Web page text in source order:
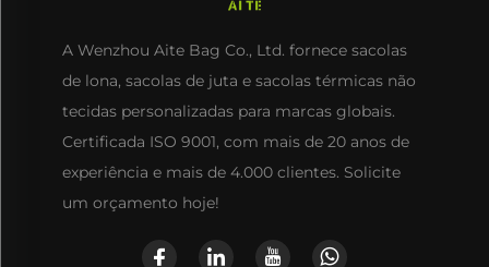
A Wenzhou Aite Bag Co., Ltd. fornece sacolas
de lona, sacolas de juta e sacolas térmicas não
tecidas personalizadas para marcas globais.
Certificada ISO 9001, com mais de 20 anos de
experiência e mais de 4.000 clientes. Solicite
um orçamento hoje!